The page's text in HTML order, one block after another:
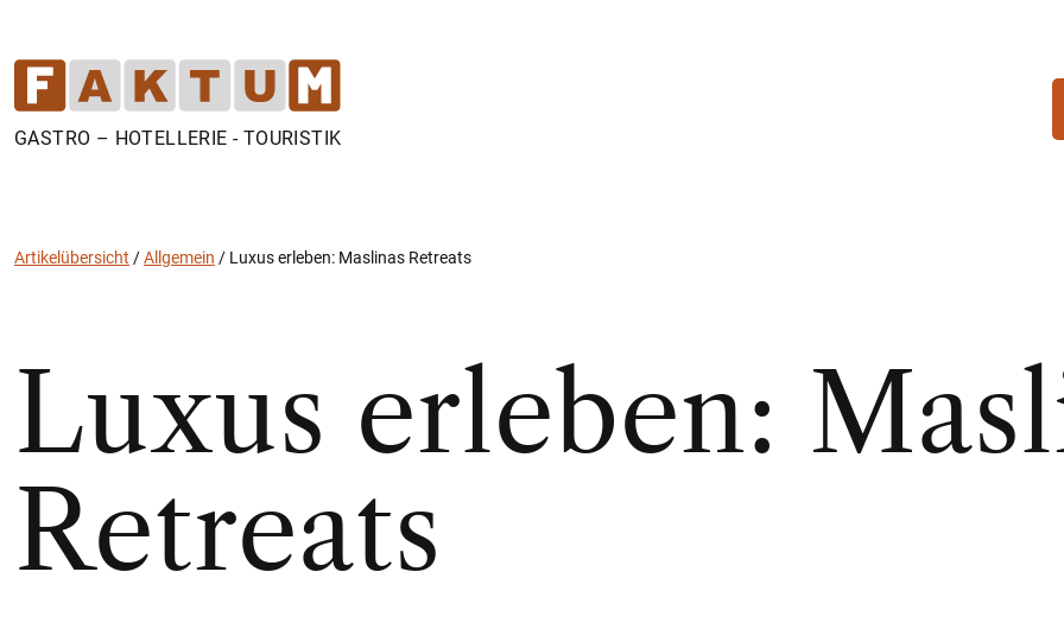
GASTRO – HOTELLERIE - TOURISTIK
Artikelübersicht /Allgemein / Luxus erleben: Maslinas Retreats
Luxus erleben:
Retreats